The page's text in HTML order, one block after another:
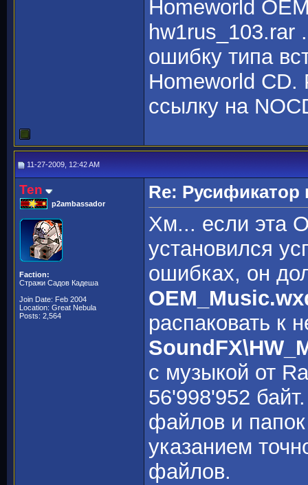
Homeworld
hw1rus_103.rar
ошибку типа
Homeworld CD.
ссылку на
11-27-2009, 12:42 AM
Ten
p2ambassador
Faction:
Стражи Садов Кадеша
Join Date: Feb 2004
Location: Great Nebula
Posts: 2,564
Re: Русификатор
Хм... если эта
установился
ошибках, он
распаковать к
с музыкой от
56'998'952
файлов и
указанием
файлов.